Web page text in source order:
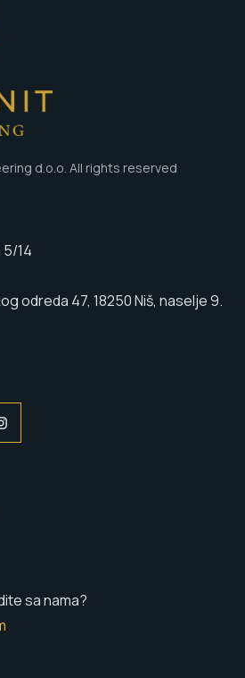
d.o.o. All rights reserved
5/14
odreda 47, 18250 Niš, naselje 9.
Instagram
sa nama?